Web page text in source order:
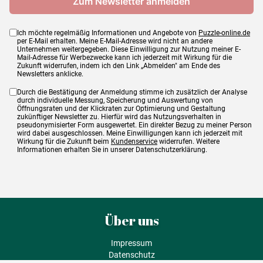
Ich möchte regelmäßig Informationen und Angebote von Puzzle-online.de
per E-Mail erhalten. Meine E-Mail-Adresse wird nicht an andere
Unternehmen weitergegeben. Diese Einwilligung zur Nutzung meiner E-
Mail-Adresse für Werbezwecke kann ich jederzeit mit Wirkung für die
Zukunft widerrufen, indem ich den Link „Abmelden" am Ende des
Newsletters anklicke.
Durch die Bestätigung der Anmeldung stimme ich zusätzlich der Analyse
durch individuelle Messung, Speicherung und Auswertung von
Öffnungsraten und der Klickraten zur Optimierung und Gestaltung
zukünftiger Newsletter zu. Hierfür wird das Nutzungsverhalten in
pseudonymisierter Form ausgewertet. Ein direkter Bezug zu meiner Person
wird dabei ausgeschlossen. Meine Einwilligungen kann ich jederzeit mit
Wirkung für die Zukunft beim Kundenservice widerrufen. Weitere
Informationen erhalten Sie in unserer Datenschutzerklärung.
Über uns
Impressum
Datenschutz